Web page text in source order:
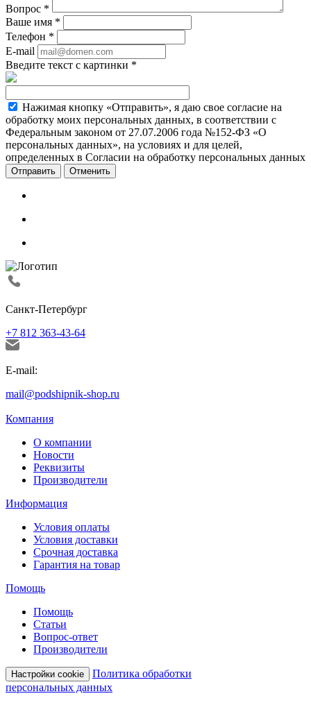
Вопрос *
Ваше имя *
Телефон *
E-mail
Введите текст с картинки *
Нажимая кнопку «Отправить», я даю свое согласие на
обработку моих персональных данных, в соответствии с
Федеральным законом от 27.07.2006 года №152-ФЗ «О
персональных данных», на условиях и для целей,
определенных в Согласии на обработку персональных данных
Отменить
Санкт-Петербург
+7 812 363-43-64
E-mail:
mail@podshipnik-shop.ru
Компания
О компании
Новости
Реквизиты
Производители
Информация
Условия оплаты
Условия доставки
Срочная доставка
Гарантия на товар
Помощь
Помощь
Статьи
Вопрос-ответ
Производители
Настройки cookie
Политика обработки
персональных данных